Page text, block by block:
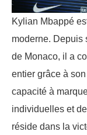
Kylian Mbappé
moderne. Depuis
de Monaco, il a
entier grâce à
capacité à
individuelles et
réside dans la